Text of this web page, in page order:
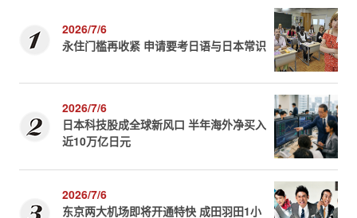
2026/7/6
永住门槛再收紧 申请要考日语与日本常识
2026/7/6
日本科技股成全球新风口 半年海外净买入
近10万亿日元
2026/7/6
东京两大机场即将开通特快 成田羽田1小